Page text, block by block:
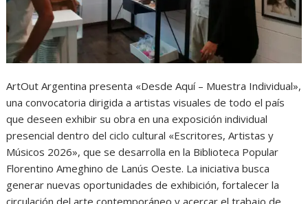
ArtOut Argentina presenta «Desde Aquí – Muestra Individual»,
una convocatoria dirigida a artistas visuales de todo el país
que deseen exhibir su obra en una exposición individual
presencial dentro del ciclo cultural «Escritores, Artistas y
Músicos 2026», que se desarrolla en la Biblioteca Popular
Florentino Ameghino de Lanús Oeste. La iniciativa busca
generar nuevas oportunidades de exhibición, fortalecer la
circulación del arte contemporáneo y acercar el trabajo de